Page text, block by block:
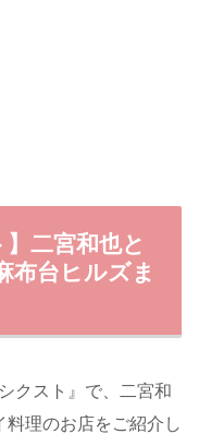
】二宮和也と
布台ヒルズま
クスト』で、二宮和
理のお店をご紹介し